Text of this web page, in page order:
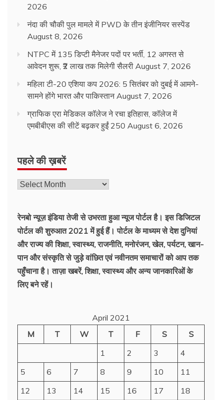
2026
नंदा की चौकी पुल मामले में PWD के तीन इंजीनियर सस्पेंड
August 8, 2026
NTPC में 135 डिप्टी मैनेजर पदों पर भर्ती, 12 अगस्त से
आवेदन शुरू, ₹2 लाख तक मिलेगी सैलरी August 7, 2026
महिला टी-20 एशिया कप 2026: 5 सितंबर को दुबई में आमने-
सामने होंगे भारत और पाकिस्तान August 7, 2026
ग्राफिक एरा मेडिकल कॉलेज ने रचा इतिहास, कॉलेज में
एमबीबीएस की सीटें बढ़कर हुईं 250 August 6, 2026
पहले की ख़बरें
रेनबो न्यूज़ इंडिया तेजी से उभरता हुआ न्‍यूज पोर्टल है। इस डिजिटल
पोर्टल की शुरुआत 2021 में हुई हैं। पोर्टल के माध्यम से देश दुनियां
और राज्य की शिक्षा, स्वास्थ्य, राजनीति, मनोरंजन, खेल, पर्यटन, खान-
पान और संस्कृति से जुड़े वांछित एवं नवीनतम समाचारों को आप तक
पहुँचाना है। ताज़ा खबरें, शिक्षा, स्वास्थ्य और अन्य जानकारिओं के
लिए बने रहें।
April 2021
M
T W T F S
S
1
2 3
4
5
6 7 8 9 10
11
12
13 14 15 16 17
18